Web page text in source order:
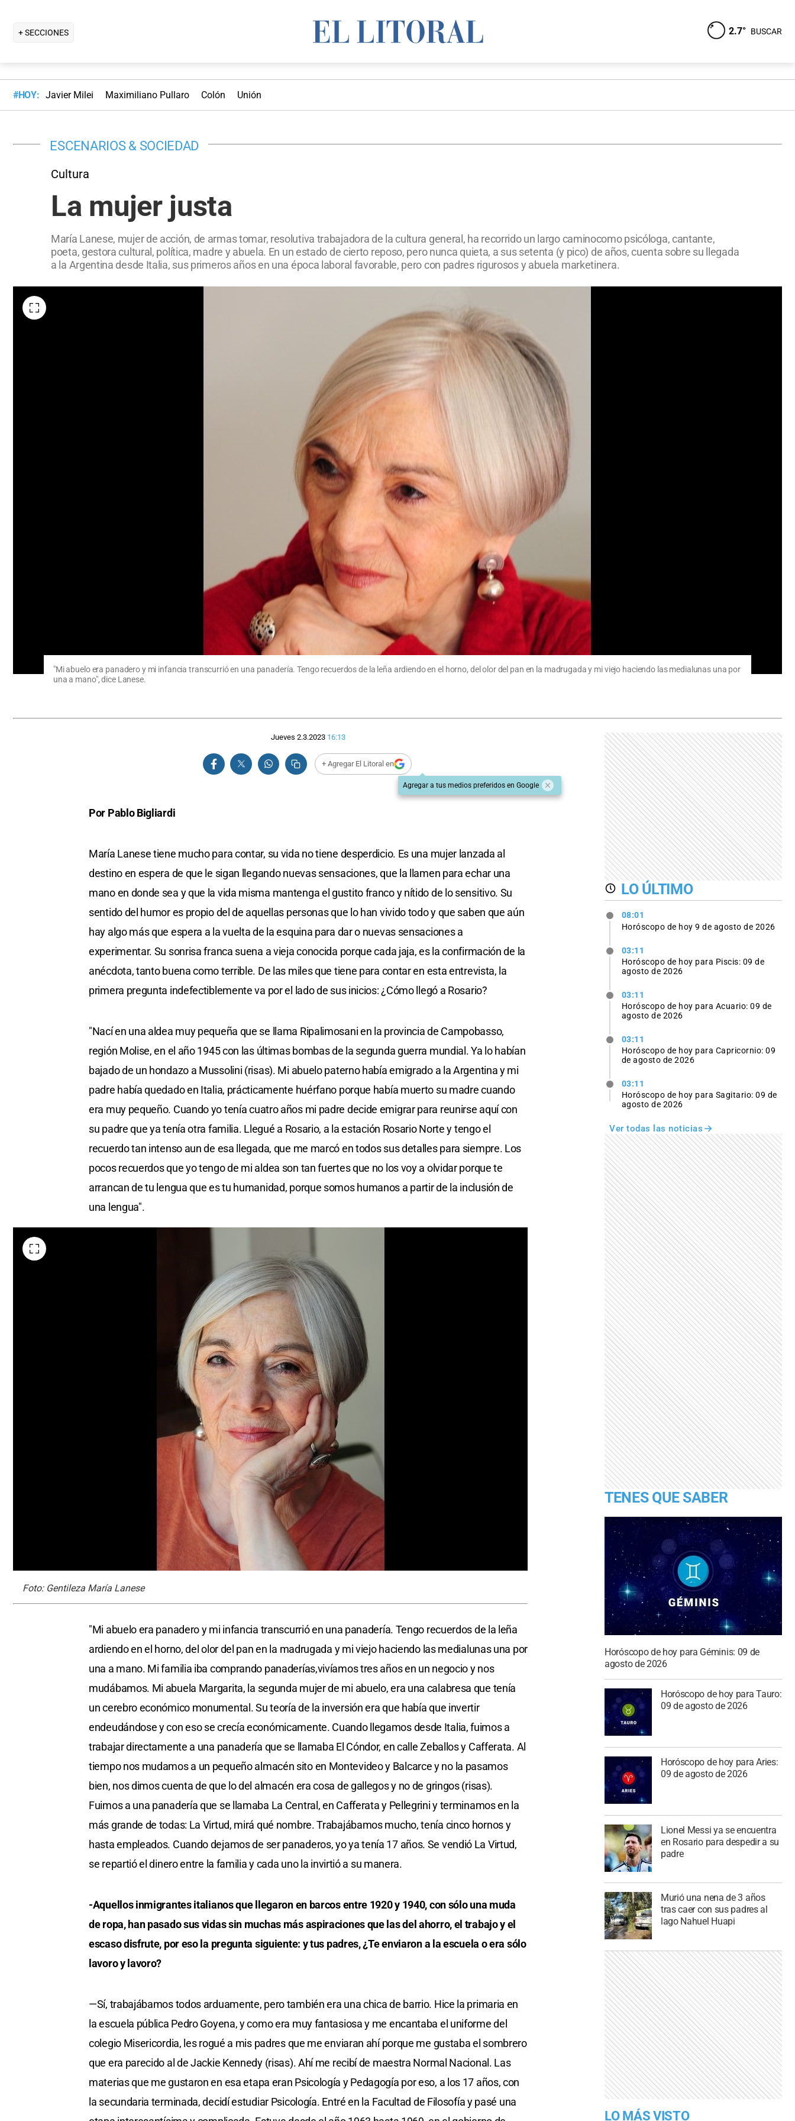
+ SECCIONES 2.7° BUSCAR
#HOY: Javier Milei Maximiliano Pullaro Colón Unión
ESCENARIOS & SOCIEDAD
Cultura
La mujer justa
María Lanese, mujer de acción, de armas tomar, resolutiva trabajadora de la cultura general, ha recorrido un largo caminocomo psicóloga, cantante,
poeta, gestora cultural, política, madre y abuela. En un estado de cierto reposo, pero nunca quieta, a sus setenta (y pico) de años, cuenta sobre su llegada
a la Argentina desde Italia, sus primeros años en una época laboral favorable, pero con padres rigurosos y abuela marketinera.
"Mi abuelo era panadero y mi infancia transcurrió en una panadería. Tengo recuerdos de la leña ardiendo en el horno, del olor del pan en la madrugada y mi viejo haciendo las medialunas una por
una a mano", dice Lanese.
Jueves 2.3.2023 16:13
+ Agregar El Litoral en
Agregar a tus medios preferidos en Google
Por Pablo Bigliardi
María Lanese tiene mucho para contar, su vida no tiene desperdicio. Es una mujer lanzada al
destino en espera de que le sigan llegando nuevas sensaciones, que la llamen para echar una
mano en donde sea y que la vida misma mantenga el gustito franco y nítido de lo sensitivo. Su
sentido del humor es propio del de aquellas personas que lo han vivido todo y que saben que aún
hay algo más que espera a la vuelta de la esquina para dar o nuevas sensaciones a
experimentar. Su sonrisa franca suena a vieja conocida porque cada jaja, es la confirmación de la
anécdota, tanto buena como terrible. De las miles que tiene para contar en esta entrevista, la
primera pregunta indefectiblemente va por el lado de sus inicios: ¿Cómo llegó a Rosario?
"Nací en una aldea muy pequeña que se llama Ripalimosani en la provincia de Campobasso,
región Molise, en el año 1945 con las últimas bombas de la segunda guerra mundial. Ya lo habían
bajado de un hondazo a Mussolini (risas). Mi abuelo paterno había emigrado a la Argentina y mi
padre había quedado en Italia, prácticamente huérfano porque había muerto su madre cuando
era muy pequeño. Cuando yo tenía cuatro años mi padre decide emigrar para reunirse aquí con
su padre que ya tenía otra familia. Llegué a Rosario, a la estación Rosario Norte y tengo el
recuerdo tan intenso aun de esa llegada, que me marcó en todos sus detalles para siempre. Los
pocos recuerdos que yo tengo de mi aldea son tan fuertes que no los voy a olvidar porque te
arrancan de tu lengua que es tu humanidad, porque somos humanos a partir de la inclusión de
una lengua".
Foto: Gentileza María Lanese
"Mi abuelo era panadero y mi infancia transcurrió en una panadería. Tengo recuerdos de la leña
ardiendo en el horno, del olor del pan en la madrugada y mi viejo haciendo las medialunas una por
una a mano. Mi familia iba comprando panaderías,vivíamos tres años en un negocio y nos
mudábamos. Mi abuela Margarita, la segunda mujer de mi abuelo, era una calabresa que tenía
un cerebro económico monumental. Su teoría de la inversión era que había que invertir
endeudándose y con eso se crecía económicamente. Cuando llegamos desde Italia, fuimos a
trabajar directamente a una panadería que se llamaba El Cóndor, en calle Zeballos y Cafferata. Al
tiempo nos mudamos a un pequeño almacén sito en Montevideo y Balcarce y no la pasamos
bien, nos dimos cuenta de que lo del almacén era cosa de gallegos y no de gringos (risas).
Fuimos a una panadería que se llamaba La Central, en Cafferata y Pellegrini y terminamos en la
más grande de todas: La Virtud, mirá qué nombre. Trabajábamos mucho, tenía cinco hornos y
hasta empleados. Cuando dejamos de ser panaderos, yo ya tenía 17 años. Se vendió La Virtud,
se repartió el dinero entre la familia y cada uno la invirtió a su manera.
-Aquellos inmigrantes italianos que llegaron en barcos entre 1920 y 1940, con sólo una muda
de ropa, han pasado sus vidas sin muchas más aspiraciones que las del ahorro, el trabajo y el
escaso disfrute, por eso la pregunta siguiente: y tus padres, ¿Te enviaron a la escuela o era sólo
lavoro y lavoro?
—Sí, trabajábamos todos arduamente, pero también era una chica de barrio. Hice la primaria en
la escuela pública Pedro Goyena, y como era muy fantasiosa y me encantaba el uniforme del
colegio Misericordia, les rogué a mis padres que me enviaran ahí porque me gustaba el sombrero
que era parecido al de Jackie Kennedy (risas). Ahí me recibí de maestra Normal Nacional. Las
materias que me gustaron en esa etapa eran Psicología y Pedagogía por eso, a los 17 años, con
la secundaria terminada, decidí estudiar Psicología. Entré en la Facultad de Filosofía y pasé una
LO ÚLTIMO
08:01
Horóscopo de hoy 9 de agosto de 2026
03:11
Horóscopo de hoy para Piscis: 09 de
agosto de 2026
03:11
Horóscopo de hoy para Acuario: 09 de
agosto de 2026
03:11
Horóscopo de hoy para Capricornio: 09
de agosto de 2026
03:11
Horóscopo de hoy para Sagitario: 09 de
agosto de 2026
Ver todas las noticias
TENES QUE SABER
Horóscopo de hoy para Géminis: 09 de
agosto de 2026
Horóscopo de hoy para Tauro:
09 de agosto de 2026
Horóscopo de hoy para Aries:
09 de agosto de 2026
Lionel Messi ya se encuentra
en Rosario para despedir a su
padre
Murió una nena de 3 años
tras caer con sus padres al
lago Nahuel Huapi
LO MÁS VISTO